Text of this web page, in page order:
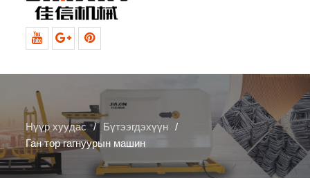
Нүүр хуудас
Бүтээгдэхүүн
Ган тор гагнуурын машин